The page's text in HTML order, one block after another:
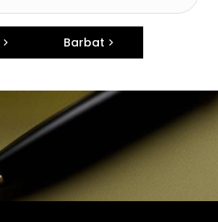
Barbat